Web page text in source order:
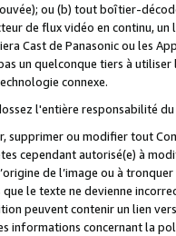
ou (b) tout boîtier-
de flux vidéo en continu,
Cast de Panasonic ou les
un quelconque tiers à
connexe.
l'entière responsabilité
supprimer ou modifier tout
cependant autorisé(e) à
de l’image ou à
le texte ne devienne
peuvent contenir un lien
informations concernant la